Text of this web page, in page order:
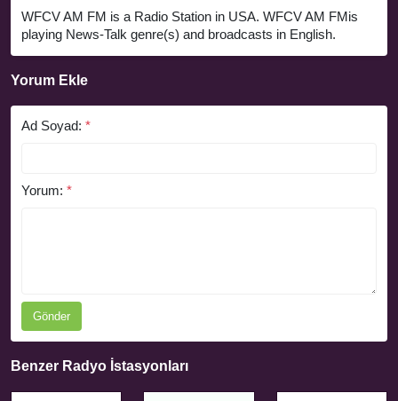
WFCV AM FM is a Radio Station in USA. WFCV AM FMis
playing News-Talk genre(s) and broadcasts in English.
Yorum Ekle
Ad Soyad: *
Yorum: *
Gönder
Benzer Radyo İstasyonları